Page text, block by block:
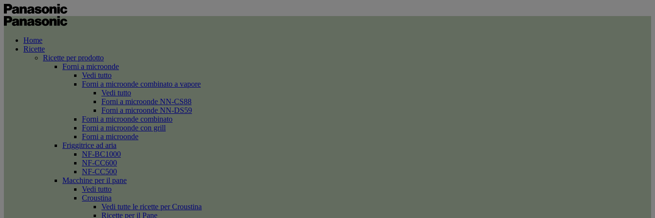
Home
Ricette
Ricette per prodotto
Forni a microonde
Vedi tutto
Forni a microonde combinato a vapore
Vedi tutto
Forni a microonde NN-CS88
Forni a microonde NN-DS59
Forni a microonde combinato
Forni a microonde con grill
Forni a microonde
Friggitrice ad aria
NF-BC1000
NF-CC600
NF-CC500
Macchine per il pane
Vedi tutto
Croustina
Vedi tutte le ricette per Croustina
Ricette per il Pane